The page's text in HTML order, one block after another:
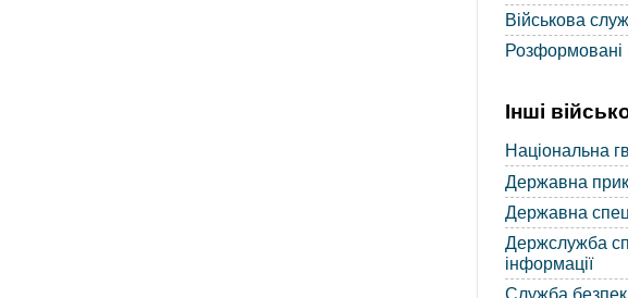
Військова
Розформовані
Інші
Національна
Державна
Державна
Держслужба
інформації
Служба